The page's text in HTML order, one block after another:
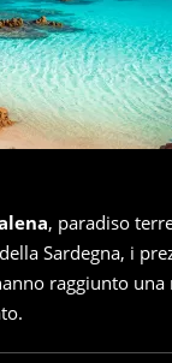
, paradiso
Sardegna, i
raggiunto